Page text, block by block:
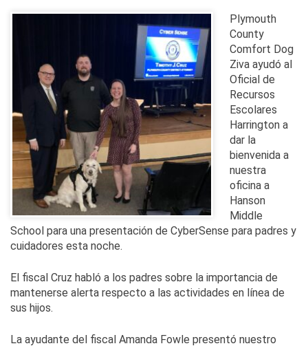
Plymouth
County
Comfort Dog
Ziva ayudó al
Oficial de
Recursos
Escolares
Harrington a
dar la
bienvenida a
nuestra
oficina a
Hanson
Middle
School para una presentación de CyberSense para padres y
cuidadores esta noche.
El fiscal Cruz habló a los padres sobre la importancia de
mantenerse alerta respecto a las actividades en línea de
sus hijos.
La ayudante del fiscal Amanda Fowle presentó nuestro